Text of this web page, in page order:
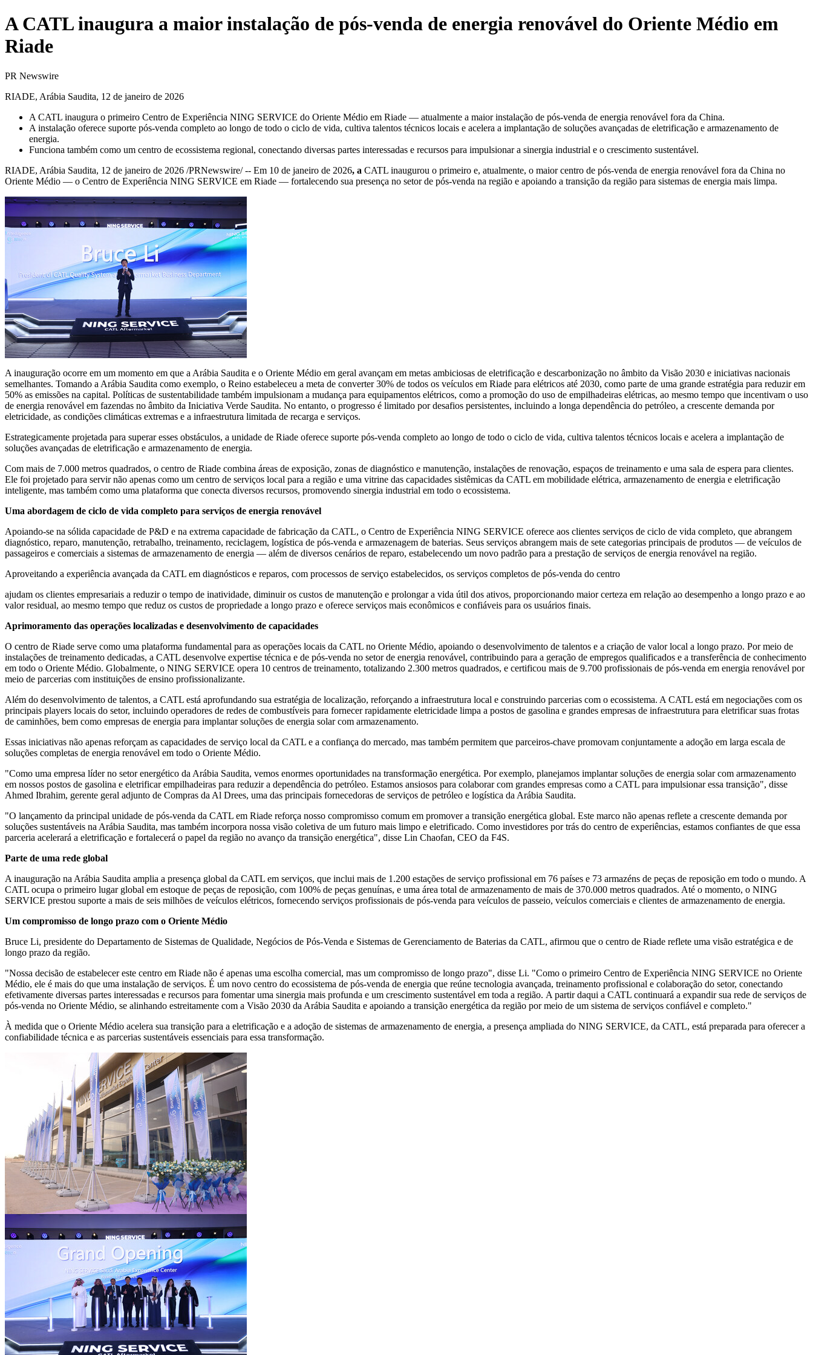
A CATL inaugura a maior instalação de pós-venda de energia renovável do Oriente Médio em
Riade
PR Newswire
RIADE, Arábia Saudita, 12 de janeiro de 2026
A CATL inaugura o primeiro Centro de Experiência NING SERVICE do Oriente Médio em Riade — atualmente a maior instalação de pós-venda de energia renovável fora da China.
A instalação oferece suporte pós-venda completo ao longo de todo o ciclo de vida, cultiva talentos técnicos locais e acelera a implantação de soluções avançadas de eletrificação e armazenamento de
energia.
Funciona também como um centro de ecossistema regional, conectando diversas partes interessadas e recursos para impulsionar a sinergia industrial e o crescimento sustentável.
RIADE, Arábia Saudita, 12 de janeiro de 2026 /PRNewswire/ -- Em 10 de janeiro de 2026, a CATL inaugurou o primeiro e, atualmente, o maior centro de pós-venda de energia renovável fora da China no
Oriente Médio — o Centro de Experiência NING SERVICE em Riade — fortalecendo sua presença no setor de pós-venda na região e apoiando a transição da região para sistemas de energia mais limpa.
A inauguração ocorre em um momento em que a Arábia Saudita e o Oriente Médio em geral avançam em metas ambiciosas de eletrificação e descarbonização no âmbito da Visão 2030 e iniciativas nacionais
semelhantes. Tomando a Arábia Saudita como exemplo, o Reino estabeleceu a meta de converter 30% de todos os veículos em Riade para elétricos até 2030, como parte de uma grande estratégia para reduzir em
50% as emissões na capital. Políticas de sustentabilidade também impulsionam a mudança para equipamentos elétricos, como a promoção do uso de empilhadeiras elétricas, ao mesmo tempo que incentivam o uso
de energia renovável em fazendas no âmbito da Iniciativa Verde Saudita. No entanto, o progresso é limitado por desafios persistentes, incluindo a longa dependência do petróleo, a crescente demanda por
eletricidade, as condições climáticas extremas e a infraestrutura limitada de recarga e serviços.
Estrategicamente projetada para superar esses obstáculos, a unidade de Riade oferece suporte pós-venda completo ao longo de todo o ciclo de vida, cultiva talentos técnicos locais e acelera a implantação de
soluções avançadas de eletrificação e armazenamento de energia.
Com mais de 7.000 metros quadrados, o centro de Riade combina áreas de exposição, zonas de diagnóstico e manutenção, instalações de renovação, espaços de treinamento e uma sala de espera para clientes.
Ele foi projetado para servir não apenas como um centro de serviços local para a região e uma vitrine das capacidades sistêmicas da CATL em mobilidade elétrica, armazenamento de energia e eletrificação
inteligente, mas também como uma plataforma que conecta diversos recursos, promovendo sinergia industrial em todo o ecossistema.
Uma abordagem de ciclo de vida completo para serviços de energia renovável
Apoiando-se na sólida capacidade de P&D e na extrema capacidade de fabricação da CATL, o Centro de Experiência NING SERVICE oferece aos clientes serviços de ciclo de vida completo, que abrangem
diagnóstico, reparo, manutenção, retrabalho, treinamento, reciclagem, logística de pós-venda e armazenagem de baterias. Seus serviços abrangem mais de sete categorias principais de produtos — de veículos de
passageiros e comerciais a sistemas de armazenamento de energia — além de diversos cenários de reparo, estabelecendo um novo padrão para a prestação de serviços de energia renovável na região.
Aproveitando a experiência avançada da CATL em diagnósticos e reparos, com processos de serviço estabelecidos, os serviços completos de pós-venda do centro
ajudam os clientes empresariais a reduzir o tempo de inatividade, diminuir os custos de manutenção e prolongar a vida útil dos ativos, proporcionando maior certeza em relação ao desempenho a longo prazo e ao
valor residual, ao mesmo tempo que reduz os custos de propriedade a longo prazo e oferece serviços mais econômicos e confiáveis para os usuários finais.
Aprimoramento das operações localizadas e desenvolvimento de capacidades
O centro de Riade serve como uma plataforma fundamental para as operações locais da CATL no Oriente Médio, apoiando o desenvolvimento de talentos e a criação de valor local a longo prazo. Por meio de
instalações de treinamento dedicadas, a CATL desenvolve expertise técnica e de pós-venda no setor de energia renovável, contribuindo para a geração de empregos qualificados e a transferência de conhecimento
em todo o Oriente Médio. Globalmente, o NING SERVICE opera 10 centros de treinamento, totalizando 2.300 metros quadrados, e certificou mais de 9.700 profissionais de pós-venda em energia renovável por
meio de parcerias com instituições de ensino profissionalizante.
Além do desenvolvimento de talentos, a CATL está aprofundando sua estratégia de localização, reforçando a infraestrutura local e construindo parcerias com o ecossistema. A CATL está em negociações com os
principais players locais do setor, incluindo operadores de redes de combustíveis para fornecer rapidamente eletricidade limpa a postos de gasolina e grandes empresas de infraestrutura para eletrificar suas frotas
de caminhões, bem como empresas de energia para implantar soluções de energia solar com armazenamento.
Essas iniciativas não apenas reforçam as capacidades de serviço local da CATL e a confiança do mercado, mas também permitem que parceiros-chave promovam conjuntamente a adoção em larga escala de
soluções completas de energia renovável em todo o Oriente Médio.
"Como uma empresa líder no setor energético da Arábia Saudita, vemos enormes oportunidades na transformação energética. Por exemplo, planejamos implantar soluções de energia solar com armazenamento
em nossos postos de gasolina e eletrificar empilhadeiras para reduzir a dependência do petróleo. Estamos ansiosos para colaborar com grandes empresas como a CATL para impulsionar essa transição", disse
Ahmed Ibrahim, gerente geral adjunto de Compras da Al Drees, uma das principais fornecedoras de serviços de petróleo e logística da Arábia Saudita.
"O lançamento da principal unidade de pós-venda da CATL em Riade reforça nosso compromisso comum em promover a transição energética global. Este marco não apenas reflete a crescente demanda por
soluções sustentáveis na Arábia Saudita, mas também incorpora nossa visão coletiva de um futuro mais limpo e eletrificado. Como investidores por trás do centro de experiências, estamos confiantes de que essa
parceria acelerará a eletrificação e fortalecerá o papel da região no avanço da transição energética", disse Lin Chaofan, CEO da F4S.
Parte de uma rede global
A inauguração na Arábia Saudita amplia a presença global da CATL em serviços, que inclui mais de 1.200 estações de serviço profissional em 76 países e 73 armazéns de peças de reposição em todo o mundo. A
CATL ocupa o primeiro lugar global em estoque de peças de reposição, com 100% de peças genuínas, e uma área total de armazenamento de mais de 370.000 metros quadrados. Até o momento, o NING
SERVICE prestou suporte a mais de seis milhões de veículos elétricos, fornecendo serviços profissionais de pós-venda para veículos de passeio, veículos comerciais e clientes de armazenamento de energia.
Um compromisso de longo prazo com o Oriente Médio
Bruce Li, presidente do Departamento de Sistemas de Qualidade, Negócios de Pós-Venda e Sistemas de Gerenciamento de Baterias da CATL, afirmou que o centro de Riade reflete uma visão estratégica e de
longo prazo da região.
"Nossa decisão de estabelecer este centro em Riade não é apenas uma escolha comercial, mas um compromisso de longo prazo", disse Li. "Como o primeiro Centro de Experiência NING SERVICE no Oriente
Médio, ele é mais do que uma instalação de serviços. É um novo centro do ecossistema de pós-venda de energia que reúne tecnologia avançada, treinamento profissional e colaboração do setor, conectando
efetivamente diversas partes interessadas e recursos para fomentar uma sinergia mais profunda e um crescimento sustentável em toda a região. A partir daqui a CATL continuará a expandir sua rede de serviços de
pós-venda no Oriente Médio, se alinhando estreitamente com a Visão 2030 da Arábia Saudita e apoiando a transição energética da região por meio de um sistema de serviços confiável e completo."
À medida que o Oriente Médio acelera sua transição para a eletrificação e a adoção de sistemas de armazenamento de energia, a presença ampliada do NING SERVICE, da CATL, está preparada para oferecer a
confiabilidade técnica e as parcerias sustentáveis essenciais para essa transformação.